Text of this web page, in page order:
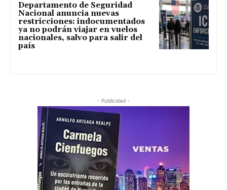
Departamento de Seguridad
Nacional anuncia nuevas
restricciones: indocumentados
ya no podrán viajar en vuelos
nacionales, salvo para salir del
país
- Publicidad -